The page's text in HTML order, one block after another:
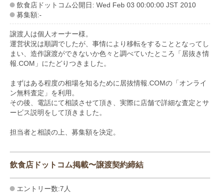
飲食店ドットコム公開日: Wed Feb 03 00:00:00 JST 2010
募集額:-
譲渡人は個人オーナー様。
運営状況は順調でしたが、事情により移転をすることとなってし
まい、造作譲渡ができないか色々と調べていたところ「居抜き情
報.COM」にたどりつきました。
まずはある程度の相場を知るために居抜情報.COMの「オンライ
ン無料査定」を利用。
その後、電話にて相談させて頂き、実際に店舗で詳細な査定とサ
ービス説明をして頂きました。
担当者と相談の上、募集額を決定。
飲食店ドットコム掲載〜譲渡契約締結
エントリー数:7人